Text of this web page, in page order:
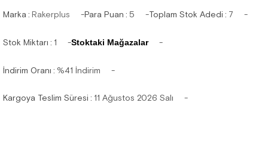
Marka: Rakerplus Para Puan : 5 Toplam Stok Adedi : 7
Stok Miktarı : 1 Stoktaki Mağazalar
İndirim Oranı : %41 İndirim
Kargoya Teslim Süresi : 11 Ağustos 2026 Salı